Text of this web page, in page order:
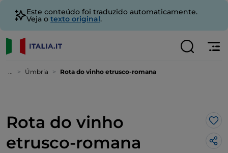
Este conteúdo foi traduzido automaticamente.
Veja o texto original.
... Úmbria Rota do vinho etrusco-romana
Rota do vinho
etrusco-romana